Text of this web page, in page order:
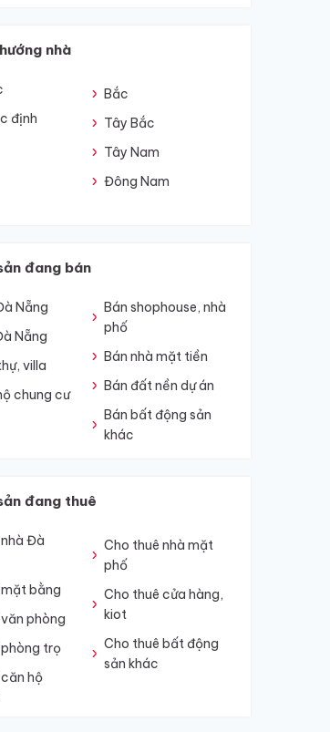
nhà
định
Bắc
Tây Bắc
Tây Nam
Đông Nam
đang bán
Nẵng
Nẵng
villa
chung cư
Bán shophouse, nhà
phố
Bán nhà mặt tiền
Bán đất nền dự án
Bán bất động sản
khác
đang thuê
Đà
bằng
phòng
trọ
hộ
Cho thuê nhà mặt
phố
Cho thuê cửa hàng,
kiot
Cho thuê bất động
sản khác